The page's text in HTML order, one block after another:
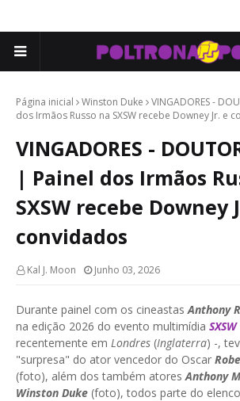
Página inicial Winston Duke
VINGADORES -
dos Irmãos Russo na SXSW recebe Downey Jr. e
VINGADORES -
| Painel dos Irmãos
SXSW recebe Downey
convidados
Kal J. Moon Junho 03, 2026
Durante painel com os cineastasAnthony
na edição 2026 do evento multimídia SXSW
recentemente em Londres (Inglaterra) -,
"surpresa" do ator vencedor do Oscar
(foto), além dos também atoresAnthony
Winston Duke (foto), todos parte do